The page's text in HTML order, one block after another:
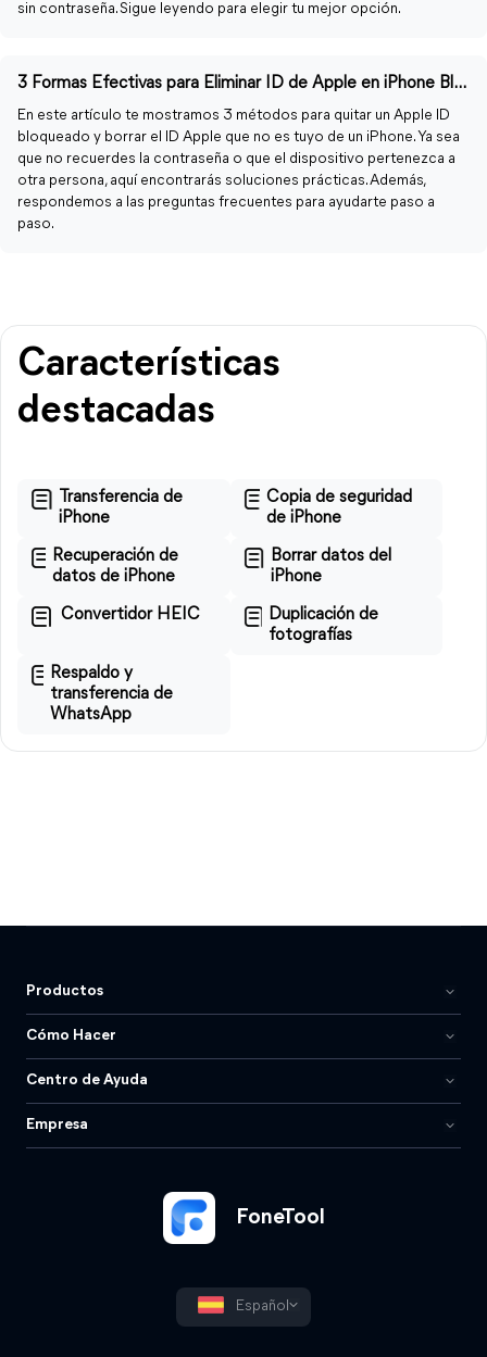
sin contraseña. Sigue leyendo para elegir tu mejor opción.
3 Formas Efectivas para Eliminar ID de Apple en iPhone Bloqueado
En este artículo te mostramos 3 métodos para quitar un Apple ID
bloqueado y borrar el ID Apple que no es tuyo de un iPhone. Ya sea
que no recuerdes la contraseña o que el dispositivo pertenezca a
otra persona, aquí encontrarás soluciones prácticas. Además,
respondemos a las preguntas frecuentes para ayudarte paso a
paso.
Características
destacadas
Transferencia de
iPhone
Copia de seguridad
de iPhone
Recuperación de
datos de iPhone
Borrar datos del
iPhone
Convertidor HEIC
Duplicación de
fotografías
Respaldo y
transferencia de
WhatsApp
FoneTool
Español
Productos
Cómo Hacer
Centro de Ayuda
Empresa